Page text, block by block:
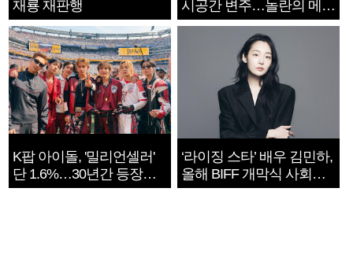
재룡 재판행
시공간 변주…놀란의 메시
지는 ‘전쟁 속죄’
K팝 아이돌, '밀리언셀러'
단 1.6%…30년간 등장
1182개팀 전수조사
‘라이징 스타’ 배우 김민하,
올해 BIFF 개막식 사회자
확정